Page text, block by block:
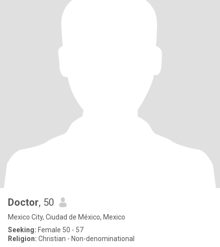
Doctor, 50
Mexico City, Ciudad de México, Mexico
Seeking: Female 50 - 57
Religion: Christian - Non-denominational